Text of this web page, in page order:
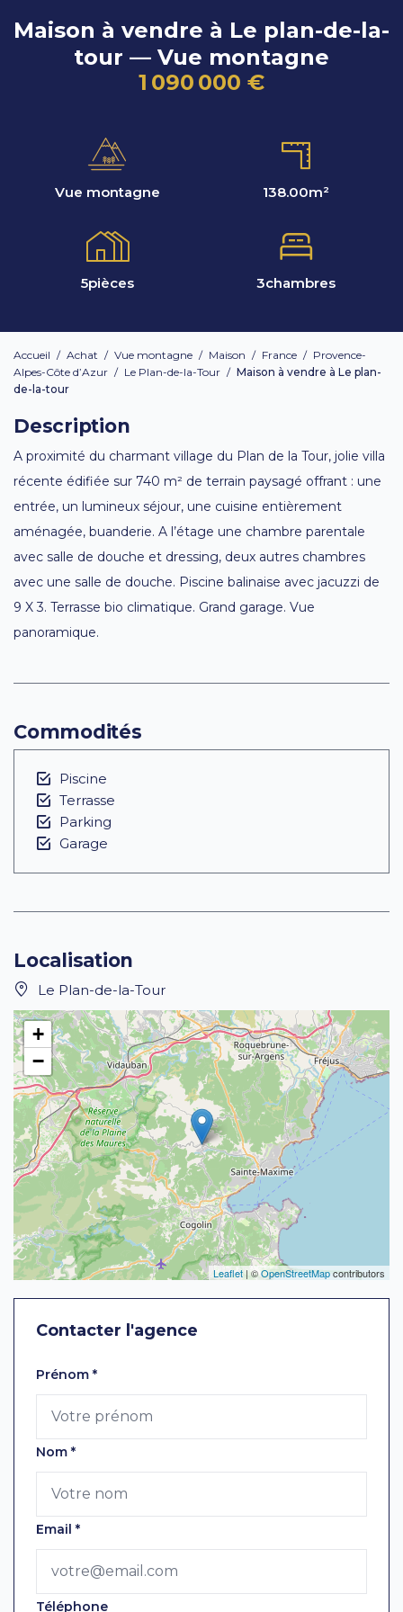
Maison à vendre à Le plan-de-la-
tour — Vue montagne
1 090 000 €
Vue montagne 138.00m²
5pièces 3chambres
Accueil / Achat / Vue montagne / Maison / France / Provence-
Alpes-Côte d’Azur / Le Plan-de-la-Tour / Maison à vendre à Le plan-
de-la-tour
Description
A proximité du charmant village du Plan de la Tour, jolie villa
récente édifiée sur 740 m² de terrain paysagé offrant : une
entrée, un lumineux séjour, une cuisine entièrement
aménagée, buanderie. A l’étage une chambre parentale
avec salle de douche et dressing, deux autres chambres
avec une salle de douche. Piscine balinaise avec jacuzzi de
9 X 3. Terrasse bio climatique. Grand garage. Vue
panoramique.
Commodités
Piscine
Terrasse
Parking
Garage
Localisation
Le Plan-de-la-Tour
+
−
Leaflet| ©OpenStreetMapcontributors
Contacter l'agence
Laissez ce champ vide
Prénom *
Nom *
Email *
Téléphone